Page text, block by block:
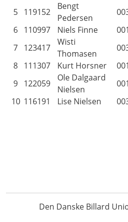
5 119152
Bengt
Pedersen
6 110997 Niels Finne 001
7 123417
Wisti
Thomasen
8 111307 Kurt Horsner 001
9 122059
Ole Dalgaard
Nielsen
001
10 116191 Lise Nielsen
Den Danske Billard